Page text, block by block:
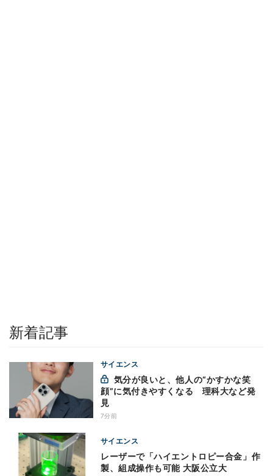
新着記事
サイエンス
顔”に気付きやすくなる 理科大など発
見
7分前
サイエンス
レーザーで「ハイエントロピー合金」作
製、組成操作も可能 大阪公立大